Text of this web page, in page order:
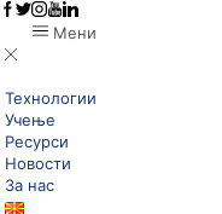
Мени
Технологии
Учење
Ресурси
Новости
За нас